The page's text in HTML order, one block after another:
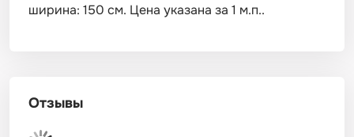
ширина: 150 см. Цена указана за 1 м.п..
Отзывы